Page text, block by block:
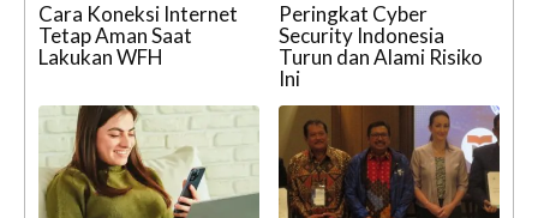
Cara Koneksi Internet
Tetap Aman Saat
Lakukan WFH
Peringkat Cyber
Security Indonesia
Turun dan Alami Risiko
Ini